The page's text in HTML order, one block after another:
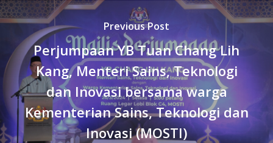
Previous Post
Perjumpaan YB Tuan Chang Lih
Kang, Menteri Sains, Teknologi
dan Inovasi bersama warga
Kementerian Sains, Teknologi dan
Inovasi (MOSTI)